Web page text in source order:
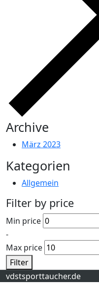
Archive
März 2023
Kategorien
Allgemein
Filter by price
Min price
-
Max price
Filter
vdstsporttaucher.de